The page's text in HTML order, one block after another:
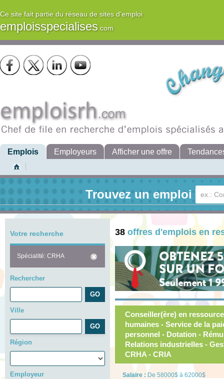
Ce site fait partie du réseau de sites d'emploi
emploisspecialises.com
Emplois Employeurs Afficher une offre
Trouvez un emploi
Votre recherche
Spécialité: CRHA
Rechercher
Ville
Région
Employeur
38 offres d'emplois en
Conseiller(ère) en
humaines - Service de la
personnel - Dotation -
Relations industrielles -
CRHA - CRIA
Salaire : De 58000$ à 62000$